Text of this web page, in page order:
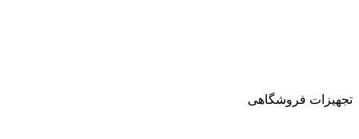
تجهیزات فروشگاهی